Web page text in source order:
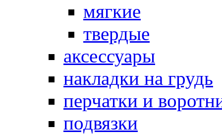
мягкие
твердые
аксессуары
накладки на грудь
перчатки и
подвязки